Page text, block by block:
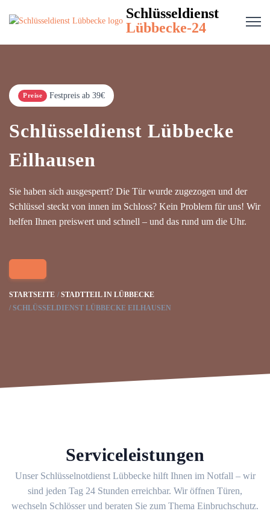
Schlüsseldienst
Lübbecke-24
Preise Festpreis ab 39€
Schlüsseldienst Lübbecke
Eilhausen
Sie haben sich ausgesperrt? Die Tür wurde zugezogen und der
Schlüssel steckt von innen im Schloss? Kein Problem für uns! Wir
helfen Ihnen preiswert und schnell – und das rund um die Uhr.
STARTSEITE
STADTTEIL IN LÜBBECKE
SCHLÜSSELDIENST LÜBBECKE EILHAUSEN
Serviceleistungen
Unser Schlüsselnotdienst Lübbecke hilft Ihnen im Notfall – wir
sind jeden Tag 24 Stunden erreichbar. Wir öffnen Türen,
wechseln Schlösser und beraten Sie zum Thema Einbruchschutz.